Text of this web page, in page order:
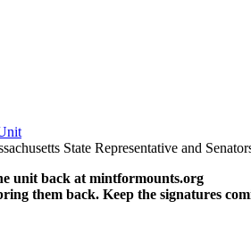
State Representative and
unit back at mintformounts.org
them back. Keep the signatures